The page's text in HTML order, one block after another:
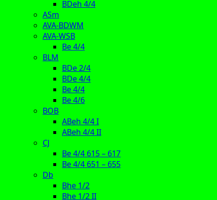
BDeh 4/4
ASm
AVA-BDWM
AVA-WSB
Be 4/4
BLM
BDe 2/4
BDe 4/4
Be 4/4
Be 4/6
BOB
ABeh 4/4 I
ABeh 4/4 II
CJ
Be 4/4 615 – 617
Be 4/4 651 – 655
Db
Bhe 1/2
Bhe 1/2 II